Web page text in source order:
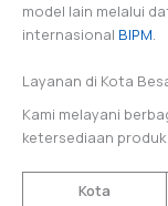
model lain melalui
internasional BIPM.
Layanan di Kota
Kami melayani
ketersediaan
Kota